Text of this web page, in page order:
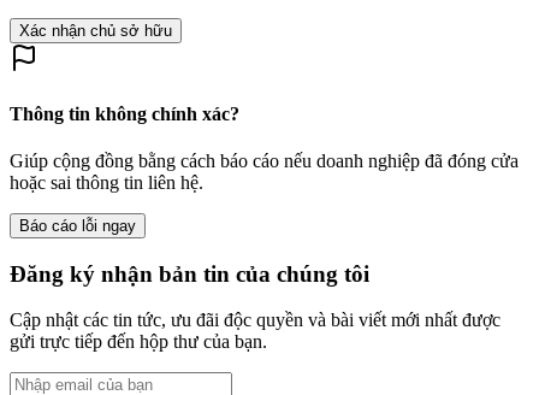
Xác nhận chủ sở hữu
Thông tin không chính xác?
Giúp cộng đồng bằng cách báo cáo nếu doanh nghiệp đã đóng cửa
hoặc sai thông tin liên hệ.
Báo cáo lỗi ngay
Đăng ký nhận bản tin của chúng tôi
Cập nhật các tin tức, ưu đãi độc quyền và bài viết mới nhất được
gửi trực tiếp đến hộp thư của bạn.